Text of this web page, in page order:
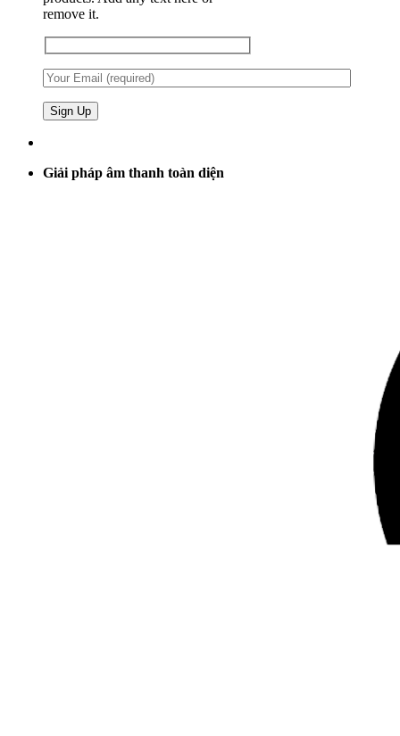
remove it.
Giải pháp âm thanh toàn diện